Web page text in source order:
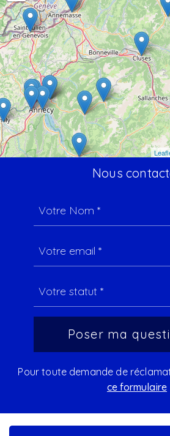
Nous
Pour toute demande de
ce formulaire